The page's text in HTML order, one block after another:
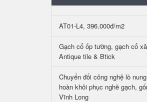
AT01-L4, 396.000đ/m2
Gạch cổ ốp tường, gạch cổ
Antique tile & Btick
Chuyển đổi công nghệ lò
hoàn khôi phục nghề gạch,
Vĩnh Long